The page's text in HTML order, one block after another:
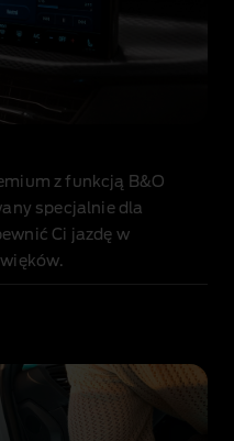
z funkcją B&O
specjalnie dla
Ci jazdę w